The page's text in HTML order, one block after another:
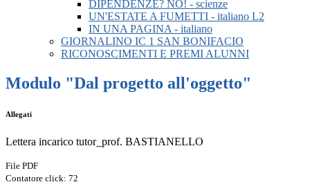
DIPENDENZE? NO! - scienze
UN'ESTATE A FUMETTI - italiano L2
IN UNA PAGINA - italiano
GIORNALINO IC 1 SAN BONIFACIO
RICONOSCIMENTI E PREMI ALUNNI
Modulo "Dal progetto all'oggetto"
Allegati
Lettera incarico tutor_prof. BASTIANELLO
File PDF
Contatore click: 72